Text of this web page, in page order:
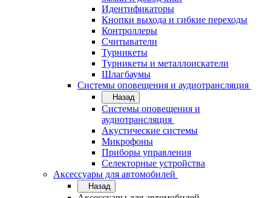
Идентификаторы
Кнопки выхода и гибкие переходы
Контроллеры
Считыватели
Турникеты
Турникеты и металлоискатели
Шлагбаумы
Системы оповещения и аудиотрансляция
Назад
Системы оповещения и
аудиотрансляция
Акустические системы
Микрофоны
Приборы управления
Селекторные устройства
Аксессуары для автомобилей
Назад